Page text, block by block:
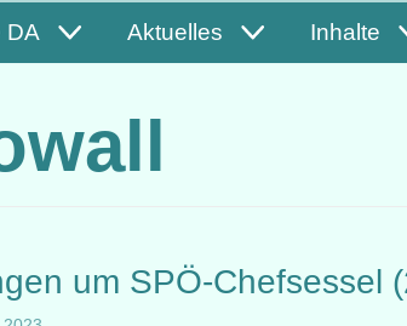
DA Aktuelles Inhalte
um SPÖ-Chefsessel